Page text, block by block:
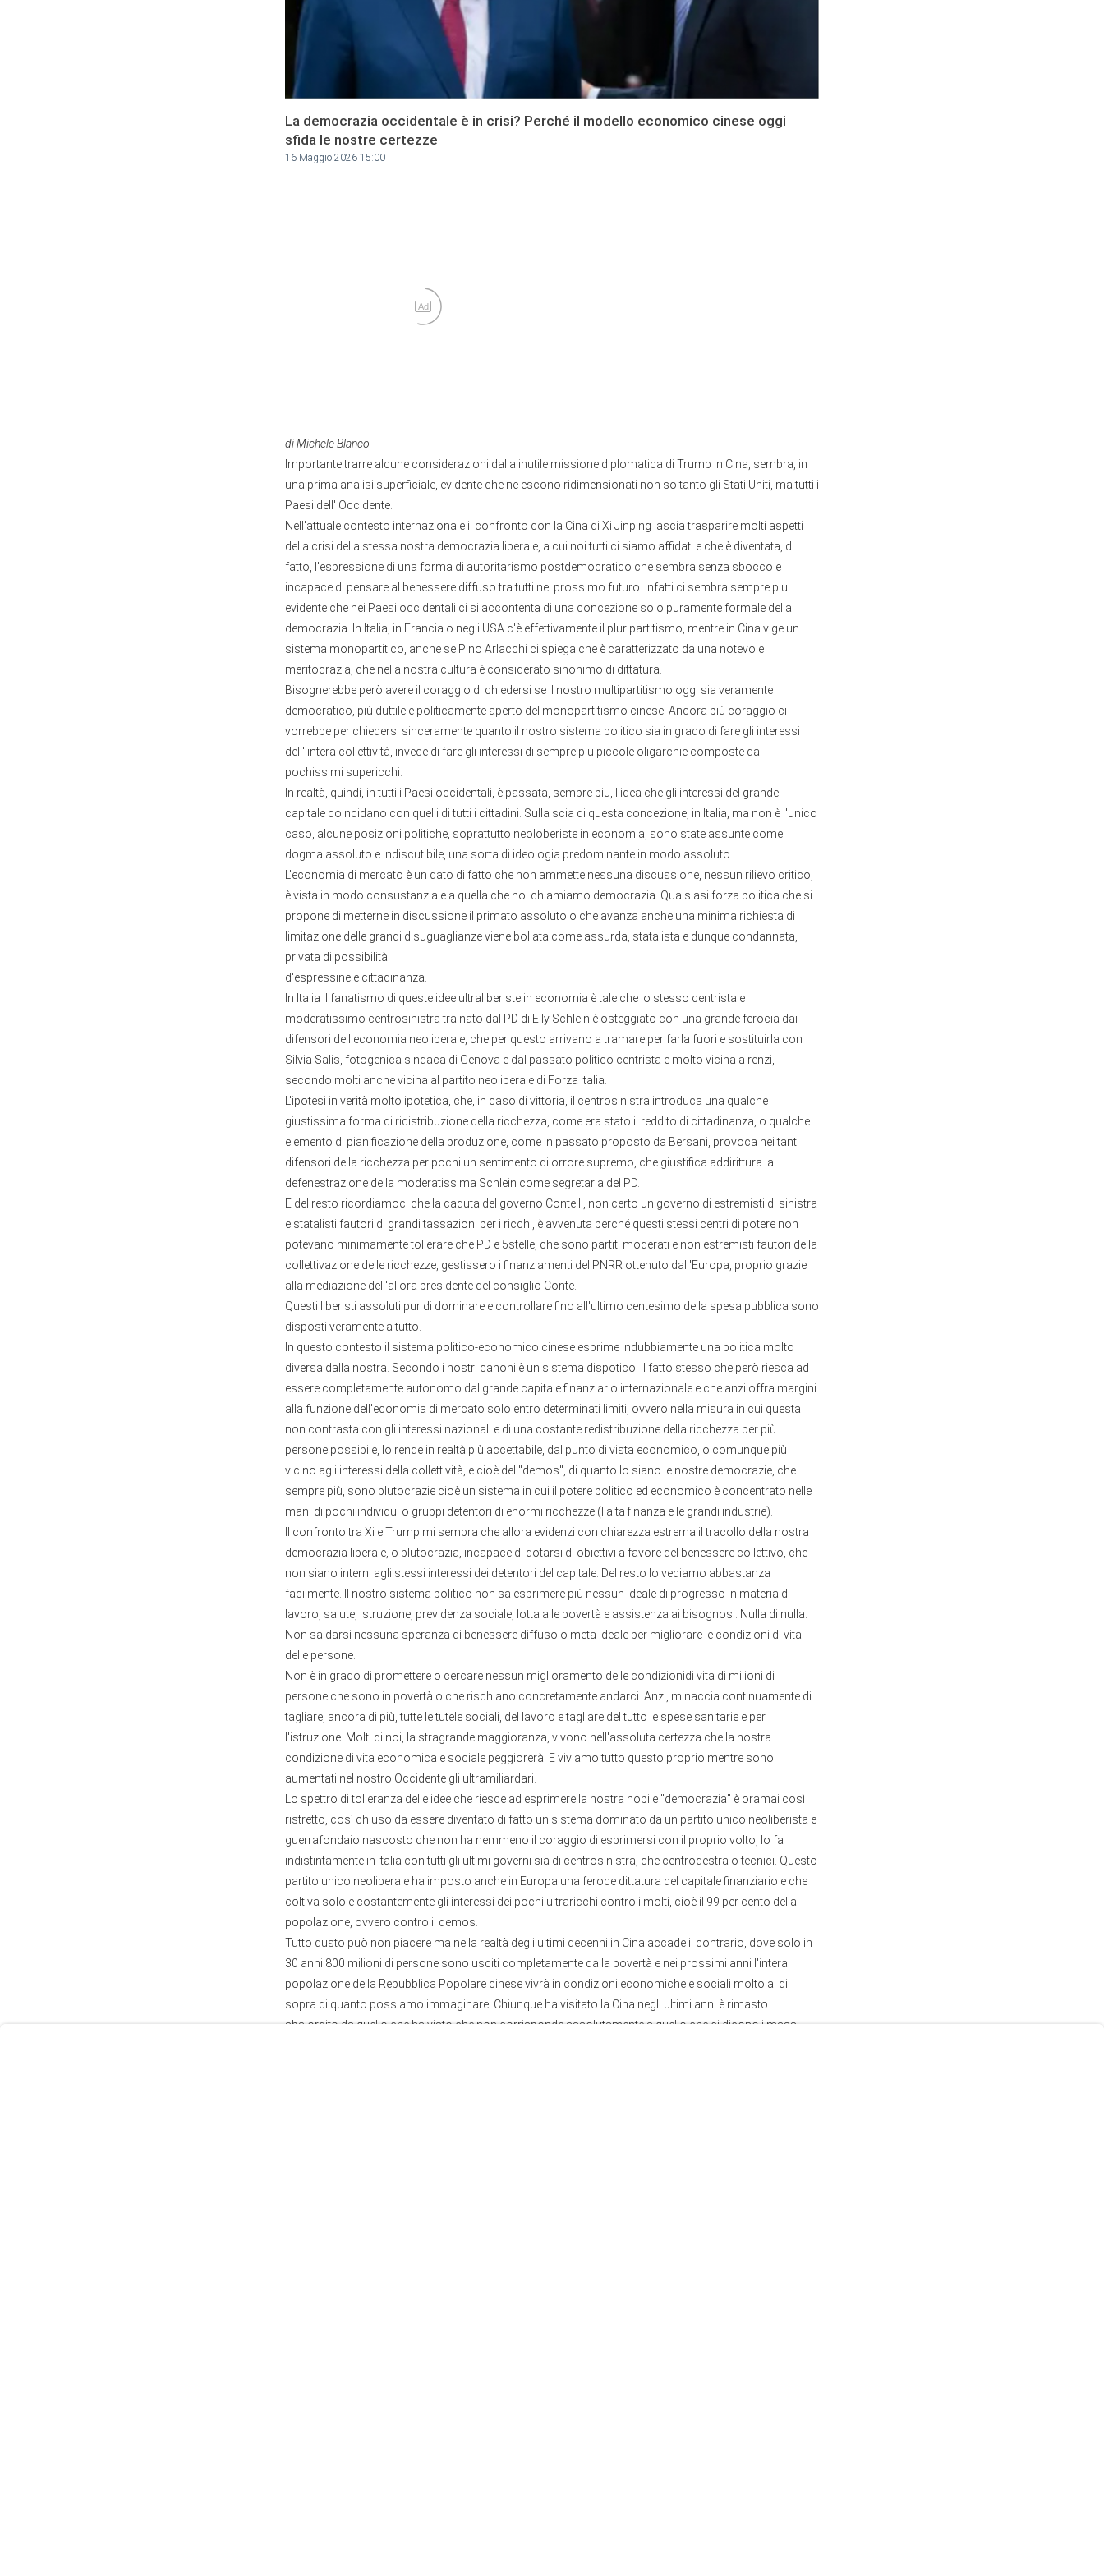
La democrazia occidentale è in crisi? Perché il modello economico cinese oggi
sfida le nostre certezze
16 Maggio 2026 15:00
Ad
di Michele Blanco
Importante trarre alcune considerazioni dalla inutile missione diplomatica di Trump in Cina, sembra, in
una prima analisi superficiale, evidente che ne escono ridimensionati non soltanto gli Stati Uniti, ma tutti i
Paesi dell' Occidente.
Nell'attuale contesto internazionale il confronto con la Cina di Xi Jinping lascia trasparire molti aspetti
della crisi della stessa nostra democrazia liberale, a cui noi tutti ci siamo affidati e che è diventata, di
fatto, l'espressione di una forma di autoritarismo postdemocratico che sembra senza sbocco e
incapace di pensare al benessere diffuso tra tutti nel prossimo futuro. Infatti ci sembra sempre piu
evidente che nei Paesi occidentali ci si accontenta di una concezione solo puramente formale della
democrazia. In Italia, in Francia o negli USA c'è effettivamente il pluripartitismo, mentre in Cina vige un
sistema monopartitico, anche se Pino Arlacchi ci spiega che è caratterizzato da una notevole
meritocrazia, che nella nostra cultura è considerato sinonimo di dittatura.
Bisognerebbe però avere il coraggio di chiedersi se il nostro multipartitismo oggi sia veramente
democratico, più duttile e politicamente aperto del monopartitismo cinese. Ancora più coraggio ci
vorrebbe per chiedersi sinceramente quanto il nostro sistema politico sia in grado di fare gli interessi
dell' intera collettività, invece di fare gli interessi di sempre piu piccole oligarchie composte da
pochissimi supericchi.
In realtà, quindi, in tutti i Paesi occidentali, è passata, sempre piu, l'idea che gli interessi del grande
capitale coincidano con quelli di tutti i cittadini. Sulla scia di questa concezione, in Italia, ma non è l'unico
caso, alcune posizioni politiche, soprattutto neoloberiste in economia, sono state assunte come
dogma assoluto e indiscutibile, una sorta di ideologia predominante in modo assoluto.
L'economia di mercato è un dato di fatto che non ammette nessuna discussione, nessun rilievo critico,
è vista in modo consustanziale a quella che noi chiamiamo democrazia. Qualsiasi forza politica che si
propone di metterne in discussione il primato assoluto o che avanza anche una minima richiesta di
limitazione delle grandi disuguaglianze viene bollata come assurda, statalista e dunque condannata,
privata di possibilità
d'espressine e cittadinanza.
In Italia il fanatismo di queste idee ultraliberiste in economia è tale che lo stesso centrista e
moderatissimo centrosinistra trainato dal PD di Elly Schlein è osteggiato con una grande ferocia dai
difensori dell'economia neoliberale, che per questo arrivano a tramare per farla fuori e sostituirla con
Silvia Salis, fotogenica sindaca di Genova e dal passato politico centrista e molto vicina a renzi,
secondo molti anche vicina al partito neoliberale di Forza Italia.
L'ipotesi in verità molto ipotetica, che, in caso di vittoria, il centrosinistra introduca una qualche
giustissima forma di ridistribuzione della ricchezza, come era stato il reddito di cittadinanza, o qualche
elemento di pianificazione della produzione, come in passato proposto da Bersani, provoca nei tanti
difensori della ricchezza per pochi un sentimento di orrore supremo, che giustifica addirittura la
defenestrazione della moderatissima Schlein come segretaria del PD.
E del resto ricordiamoci che la caduta del governo Conte II, non certo un governo di estremisti di sinistra
e statalisti fautori di grandi tassazioni per i ricchi, è avvenuta perché questi stessi centri di potere non
potevano minimamente tollerare che PD e 5stelle, che sono partiti moderati e non estremisti fautori della
collettivazione delle ricchezze, gestissero i finanziamenti del PNRR ottenuto dall'Europa, proprio grazie
alla mediazione dell'allora presidente del consiglio Conte.
Questi liberisti assoluti pur di dominare e controllare fino all'ultimo centesimo della spesa pubblica sono
disposti veramente a tutto.
In questo contesto il sistema politico-economico cinese esprime indubbiamente una politica molto
diversa dalla nostra. Secondo i nostri canoni è un sistema dispotico. Il fatto stesso che però riesca ad
essere completamente autonomo dal grande capitale finanziario internazionale e che anzi offra margini
alla funzione dell'economia di mercato solo entro determinati limiti, ovvero nella misura in cui questa
non contrasta con gli interessi nazionali e di una costante redistribuzione della ricchezza per più
persone possibile, lo rende in realtà più accettabile, dal punto di vista economico, o comunque più
vicino agli interessi della collettività, e cioè del "demos", di quanto lo siano le nostre democrazie, che
sempre più, sono plutocrazie cioè un sistema in cui il potere politico ed economico è concentrato nelle
mani di pochi individui o gruppi detentori di enormi ricchezze (l'alta finanza e le grandi industrie).
Il confronto tra Xi e Trump mi sembra che allora evidenzi con chiarezza estrema il tracollo della nostra
democrazia liberale, o plutocrazia, incapace di dotarsi di obiettivi a favore del benessere collettivo, che
non siano interni agli stessi interessi dei detentori del capitale. Del resto lo vediamo abbastanza
facilmente. Il nostro sistema politico non sa esprimere più nessun ideale di progresso in materia di
lavoro, salute, istruzione, previdenza sociale, lotta alle povertà e assistenza ai bisognosi. Nulla di nulla.
Non sa darsi nessuna speranza di benessere diffuso o meta ideale per migliorare le condizioni di vita
delle persone.
Non è in grado di promettere o cercare nessun miglioramento delle condizionidi vita di milioni di
persone che sono in povertà o che rischiano concretamente andarci. Anzi, minaccia continuamente di
tagliare, ancora di più, tutte le tutele sociali, del lavoro e tagliare del tutto le spese sanitarie e per
l'istruzione. Molti di noi, la stragrande maggioranza, vivono nell'assoluta certezza che la nostra
condizione di vita economica e sociale peggiorerà. E viviamo tutto questo proprio mentre sono
aumentati nel nostro Occidente gli ultramiliardari.
Lo spettro di tolleranza delle idee che riesce ad esprimere la nostra nobile "democrazia" è oramai così
ristretto, così chiuso da essere diventato di fatto un sistema dominato da un partito unico neoliberista e
guerrafondaio nascosto che non ha nemmeno il coraggio di esprimersi con il proprio volto, lo fa
indistintamente in Italia con tutti gli ultimi governi sia di centrosinistra, che centrodestra o tecnici. Questo
partito unico neoliberale ha imposto anche in Europa una feroce dittatura del capitale finanziario e che
coltiva solo e costantemente gli interessi dei pochi ultraricchi contro i molti, cioè il 99 per cento della
popolazione, ovvero contro il demos.
Tutto qusto può non piacere ma nella realtà degli ultimi decenni in Cina accade il contrario, dove solo in
30 anni 800 milioni di persone sono usciti completamente dalla povertà e nei prossimi anni l'intera
popolazione della Repubblica Popolare cinese vivrà in condizioni economiche e sociali molto al di
sopra di quanto possiamo immaginare. Chiunque ha visitato la Cina negli ultimi anni è rimasto
sbalordito da quello che ha visto che non corrisponde assolutamente a quello che ci dicono i mass